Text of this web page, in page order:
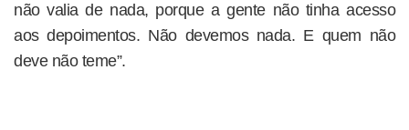
não valia de nada, porque a gente não tinha acesso
aos depoimentos. Não devemos nada. E quem não
deve não teme”.